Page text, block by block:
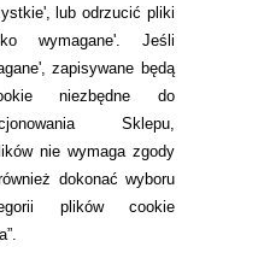
lub odrzucić pliki
wymagane'. Jeśli
zapisywane będą
niezbędne do
Sklepu,
nie wymaga zgody
dokonać wyboru
plików cookie
CIASTECZKA